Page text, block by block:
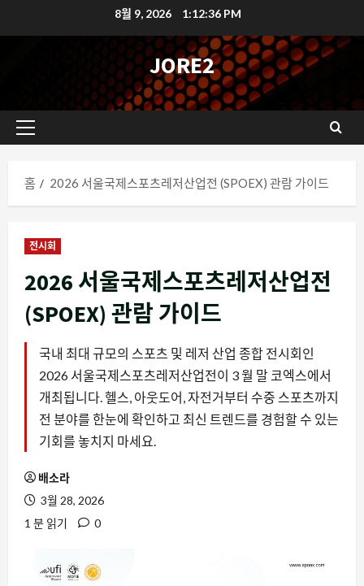
텐
가
8월 9, 2026 1:12:37 PM
JORE2
기
메
홈 2026 서울국제스포츠레저산업전 (SPOEX) 관람 가이드
전시회
2026 서울국제스포츠레저산업전
(SPOEX) 관람 가이드
국내 최대 규모의 스포츠 및 레저 산업 종합 전시회인
2026 서울국제스포츠레저산업전이 3 월 말 코엑스에서
개최됩니다. 헬스, 아웃도어, 자전거부터 수중 스포츠까지
전 분야를 한눈에 확인하고 최신 트렌드를 경험할 수 있는
기회를 놓치지 마세요.
배소라
3월 28, 2026
1 분 읽기
0